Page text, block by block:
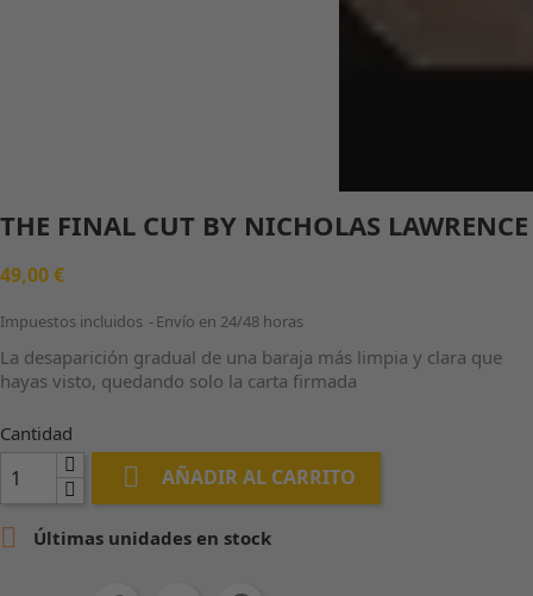
THE FINAL CUT BY NICHOLAS LAWRENCE
49,00 €
Impuestos incluidos Envío en 24/48 horas
La desaparición gradual de una baraja más limpia y clara que
hayas visto, quedando solo la carta firmada
Cantidad
 AÑADIR AL CARRITO
 Últimas unidades en stock